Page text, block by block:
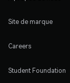
Site de marque
Careers
Student Foundation